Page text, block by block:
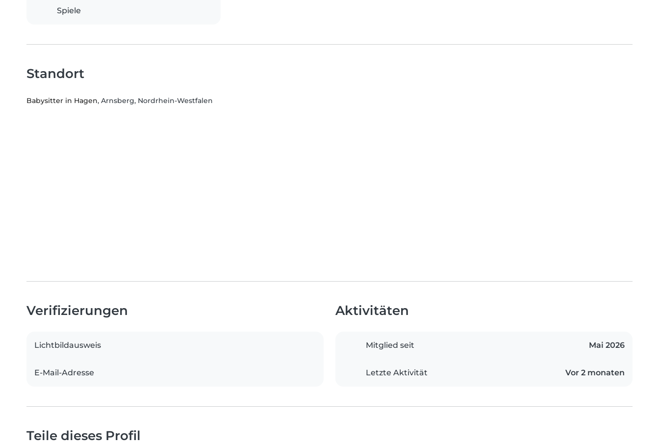
Spiele
Standort
Babysitter in Hagen, Arnsberg, Nordrhein-Westfalen
Verifizierungen
Lichtbildausweis
E-Mail-Adresse
Aktivitäten
Mitglied seit Mai 2026
Letzte Aktivität Vor 2 monaten
Teile dieses Profil